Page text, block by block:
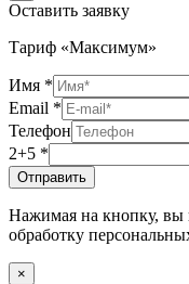
Оставить заявку
Тариф «Максимум»
Имя *
Email *
Телефон
2+5 *
Отправить
Нажимая на кнопку, вы
обработку
×